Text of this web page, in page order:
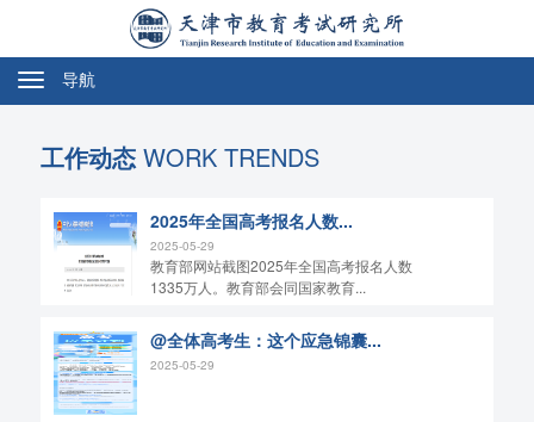
切
换
航
导航
工作动态 WORK TRENDS
2025年全国高考报名人数...
2025-05-29
教育部网站截图2025年全国高考报名人数
1335万人。教育部会同国家教育...
@全体高考生：这个应急锦囊...
2025-05-29